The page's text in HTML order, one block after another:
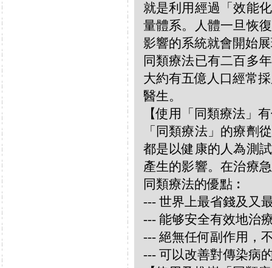
就是利用經過「效能
量體系。人體一旦恢
影響的系統就會開始
同類療法已有二百多
大約有五億人口經常
醫生。
【使用「同類療法」
「同類療法」的療劑
都是以健康的人為測
產生的影響。在治療
同類療法的優點︰
--- 世界上最省錢及又
--- 能够安全有效地治
--- 絕無任何副作用，
--- 可以改善對傳染病